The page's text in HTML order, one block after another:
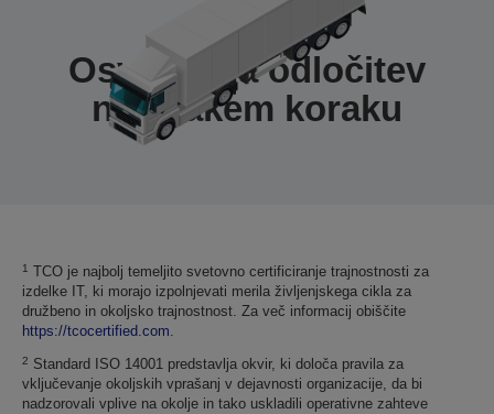
Osveščena odločitev
na vsakem koraku
1 TCO je najbolj temeljito svetovno certificiranje trajnostnosti za
izdelke IT, ki morajo izpolnjevati merila življenjskega cikla za
družbeno in okoljsko trajnostnost. Za več informacij obiščite
https://tcocertified.com.
2 Standard ISO 14001 predstavlja okvir, ki določa pravila za
vključevanje okoljskih vprašanj v dejavnosti organizacije, da bi
nadzorovali vplive na okolje in tako uskladili operativne zahteve